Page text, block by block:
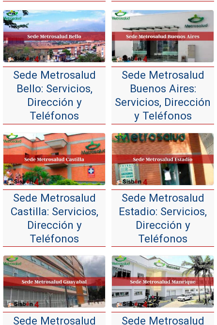
Sede Metrosalud
Bello: Servicios,
Dirección y
Teléfonos
Sede Metrosalud
Buenos Aires:
Servicios, Dirección
y Teléfonos
Sede Metrosalud
Castilla: Servicios,
Dirección y
Teléfonos
Sede Metrosalud
Estadio: Servicios,
Dirección y
Teléfonos
Sede Metrosalud Sede Metrosalud